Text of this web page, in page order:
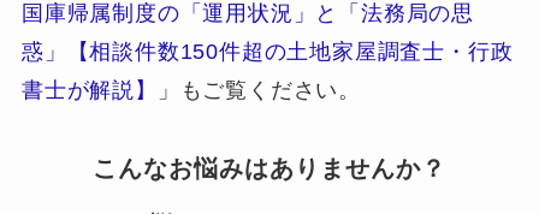
国庫帰属制度の「運用状況」と「法務局の思
惑」【相談件数150件超の土地家屋調査士・行政
書士が解説】
」もご覧ください。
こんなお悩みはありませんか？